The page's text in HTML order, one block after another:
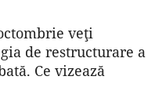
veţi
de restructurare a
Ce vizează